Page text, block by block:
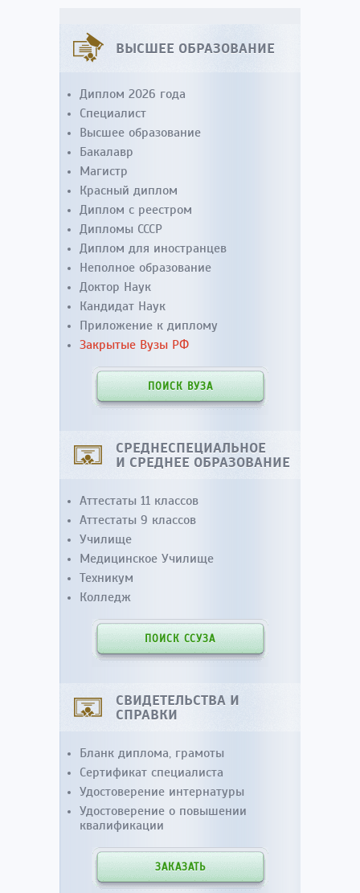
ВЫСШЕЕ ОБРАЗОВАНИЕ
Диплом 2026 года
Специалист
Высшее образование
Бакалавр
Магистр
Красный диплом
Диплом с реестром
Дипломы СССР
Диплом для иностранцев
Неполное образование
Доктор Наук
Кандидат Наук
Приложение к диплому
Закрытые Вузы РФ
ПОИСК ВУЗА
СРЕДНЕСПЕЦИАЛЬНОЕ
И СРЕДНЕЕ ОБРАЗОВАНИЕ
Аттестаты 11 классов
Аттестаты 9 классов
Училище
Медицинское Училище
Техникум
Колледж
ПОИСК ССУЗА
СВИДЕТЕЛЬСТВА И
СПРАВКИ
Бланк диплома, грамоты
Сертификат специалиста
Удостоверение интернатуры
Удостоверение о повышении
квалификации
ЗАКАЗАТЬ